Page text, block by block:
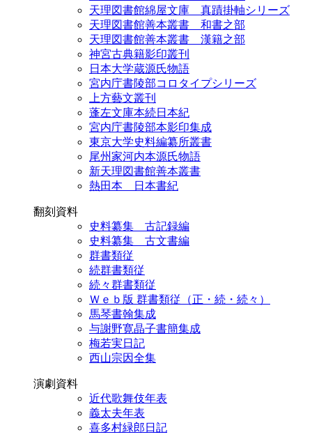
天理図書館綿屋文庫 真蹟掛軸シリーズ
天理図書館善本叢書 和書之部
天理図書館善本叢書 漢籍之部
神宮古典籍影印叢刊
日本大学蔵源氏物語
宮内庁書陵部コロタイプシリーズ
上方藝文叢刊
蓬左文庫本続日本紀
宮内庁書陵部本影印集成
東京大学史料編纂所叢書
尾州家河内本源氏物語
新天理図書館善本叢書
熱田本 日本書紀
翻刻資料
史料纂集 古記録編
史料纂集 古文書編
群書類従
続群書類従
続々群書類従
Ｗｅｂ版 群書類従（正・続・続々）
馬琴書翰集成
与謝野寛晶子書簡集成
梅若実日記
西山宗因全集
演劇資料
近代歌舞伎年表
義太夫年表
喜多村緑郎日記